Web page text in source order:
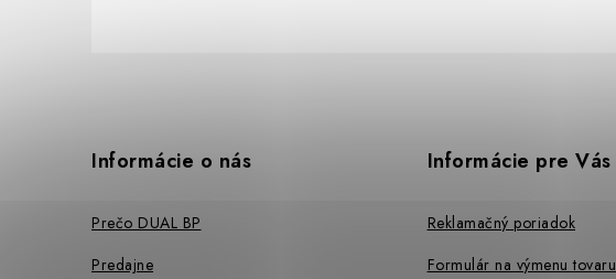
Informácie o nás
Prečo DUAL BP
Predajne
Informácie pre Vás
Reklamačný poriadok
Formulár na výmenu tovaru